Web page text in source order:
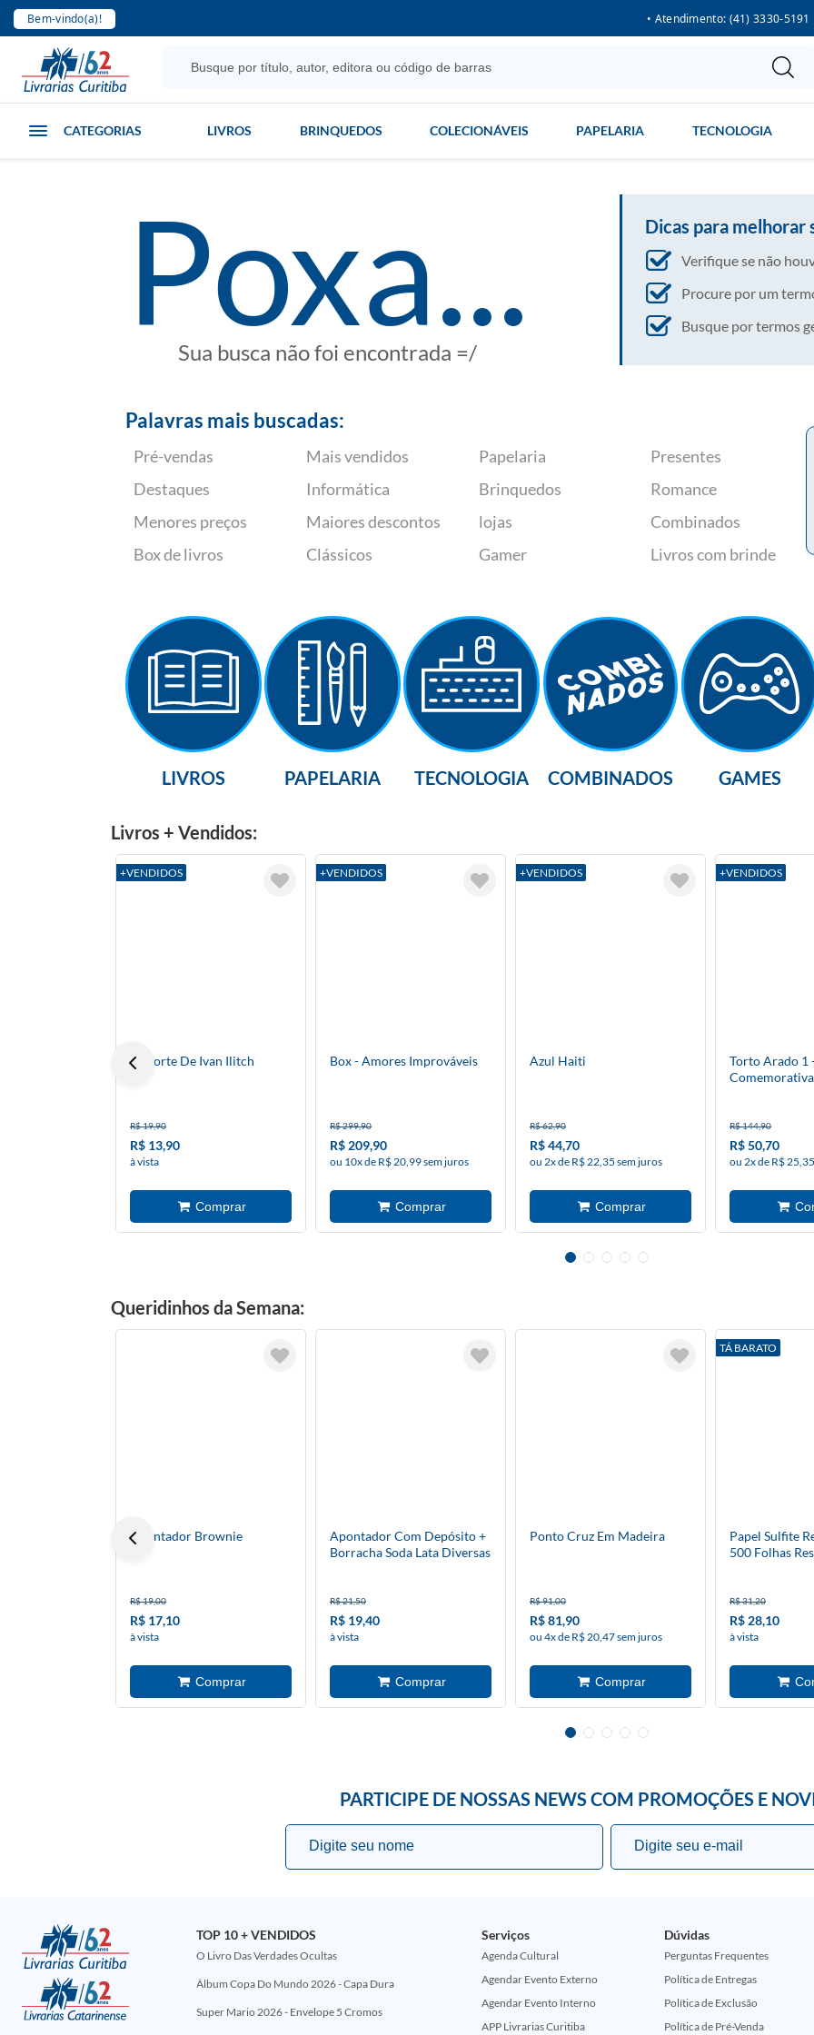
Bem-vindo(a)! • Atendimento: (41) 3330-5191
CATEGORIAS LIVROS BRINQUEDOS COLECIONÁVEIS PAPELARIA TECNOLOGIA
poxa...
Sua busca não foi encontrada =/
Dicas para melhorar
Verifique se não
Procure por um
Busque por termos
Palavras mais buscadas:
Pré-vendas
Destaques
Menores preços
Box de livros
Mais vendidos
Informática
Maiores descontos
Clássicos
Papelaria
Brinquedos
lojas
Gamer
Presentes
Romance
Combinados
Livros com brinde
LIVROS PAPELARIA TECNOLOGIA COMBINADOS GAMES
Livros + Vendidos:
+VENDIDOS
A Morte De Ivan Ilitch
R$ 19,90
R$ 13,90
à vista
+VENDIDOS
Box - Amores Improváveis
R$ 299,90
R$ 209,90
ou 10x de R$ 20,99 sem juros
+VENDIDOS
Azul Haiti
R$ 62,90
R$ 44,70
ou 2x de R$ 22,35 sem juros
+VENDIDOS
Torto Arado 1
Comemorativa
R$ 144,90
R$ 50,70
ou 2x de R$
Queridinhos da Semana:
Apontador Brownie
R$ 19,00
R$ 17,10
à vista
Apontador Com Depósito +
Borracha Soda Lata Diversas
R$ 21,50
R$ 19,40
à vista
Ponto Cruz Em Madeira
R$ 91,00
R$ 81,90
ou 4x de R$ 20,47 sem juros
TÁ BARATO
Papel Sulfite
500 Folhas
R$ 31,20
R$ 28,10
à vista
PARTICIPE DE NOSSAS NEWS COM PROMOÇÕES E
TOP 10 + VENDIDOS
O Livro Das Verdades Ocultas
Álbum Copa Do Mundo 2026 - Capa Dura
Super Mario 2026 - Envelope 5 Cromos
Serviços
Agenda Cultural
Agendar Evento Externo
Agendar Evento Interno
APP Livrarias Curitiba
Dúvidas
Perguntas Frequentes
Política de Entregas
Política de Exclusão
Política de Pré-Venda